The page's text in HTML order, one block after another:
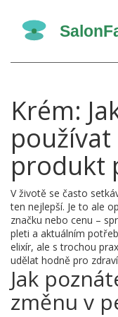
Krém:
produkt
V životě se často
ten nejlepší. Je to ale
značku nebo cenu –
pleti a aktuálním
elixír, ale s trochou
udělat hodně pro
Jak
změnu v